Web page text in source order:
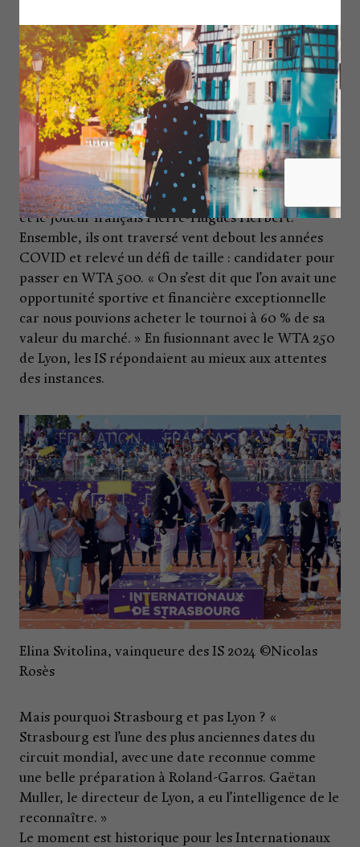
IS un événement incontournable pour l’écosystème
régional.
En 2019, Denis Naegelen, qui venait de vendre
Quarterback un an auparavant, n’est pas satisfait
de la co-gestion du tournoi avec ses repreneurs. Il
convainc alors assez facilement trois autres
passionnés de tennis de la région de racheter le
tournoi : Jérôme Fechter, fondateur de Karanta,
Christophe Schalk, PDG de Mediarun – Top Music
et le joueur français Pierre-Hugues Herbert.
Ensemble, ils ont traversé vent debout les années
COVID et relevé un défi de taille : candidater pour
passer en WTA 500. « On s’est dit que l’on avait une
opportunité sportive et financière exceptionnelle
car nous pouvions acheter le tournoi à 60 % de sa
valeur du marché. » En fusionnant avec le WTA 250
de Lyon, les IS répondaient au mieux aux attentes
des instances.
Elina Svitolina, vainqueure des IS 2024 ©Nicolas
Rosès
Mais pourquoi Strasbourg et pas Lyon ? «
Strasbourg est l’une des plus anciennes dates du
circuit mondial, avec une date reconnue comme
une belle préparation à Roland-Garros. Gaëtan
Muller, le directeur de Lyon, a eu l’intelligence de le
reconnaître. »
Le moment est historique pour les Internationaux